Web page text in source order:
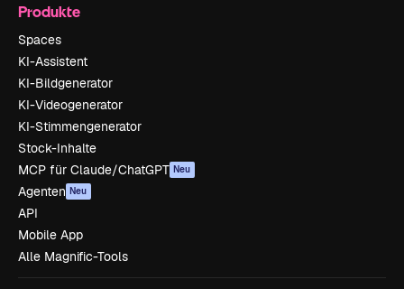
Produkte
Spaces
KI-Assistent
KI-Bildgenerator
KI-Videogenerator
KI-Stimmengenerator
Stock-Inhalte
MCP für Claude/ChatGPT Neu
Agenten Neu
API
Mobile App
Alle Magnific-Tools